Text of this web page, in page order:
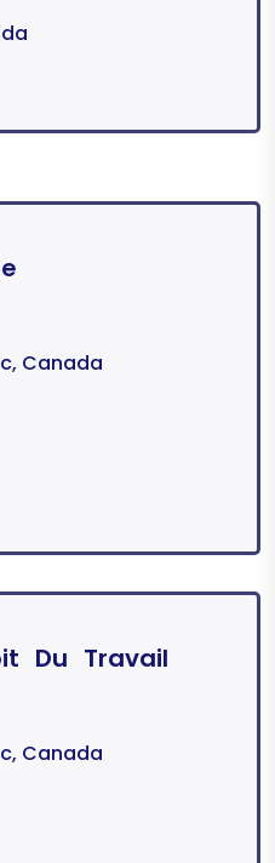
Canada
Du Travail
Canada